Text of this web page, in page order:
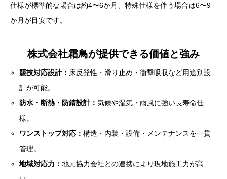
仕様が標準的な場合は約4〜6か月、特殊仕様を伴う場合は6〜9
か月が目安です。
株式会社霜鳥が提供できる価値と強み
競技対応設計： 床反発性・滑り止め・衝撃吸収など用途別設
計が可能。
防水・断熱・防錆設計：気候や湿気・雨風に強い長寿命仕
様。
ワンストップ対応：構造・内装・設備・メンテナンスを一貫
管理。
地域対応力：地元協力会社との連携により現地施工力が高